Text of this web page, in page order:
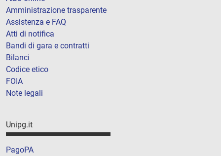
Amministrazione trasparente
Assistenza e FAQ
Atti di notifica
Bandi di gara e contratti
Bilanci
Codice etico
FOIA
Note legali
Unipg.it
PagoPA